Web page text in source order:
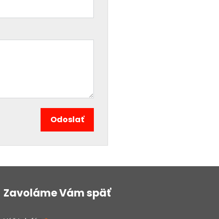
Odoslať
Zavoláme Vám späť